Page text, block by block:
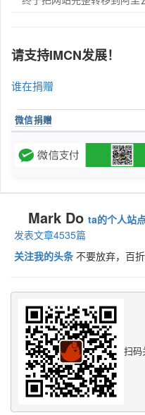
请支持IMCN发展！
谁在捐赠
微信捐赠
Mark Do ta的个人站
发表文章4535篇
关注我的头条 不要放弃，百
扫码